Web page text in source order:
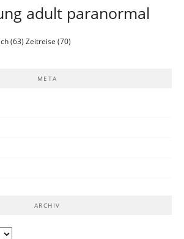
adult paranormal
(63) Zeitreise (70)
META
ARCHIV